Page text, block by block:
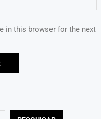
in this browser for the next